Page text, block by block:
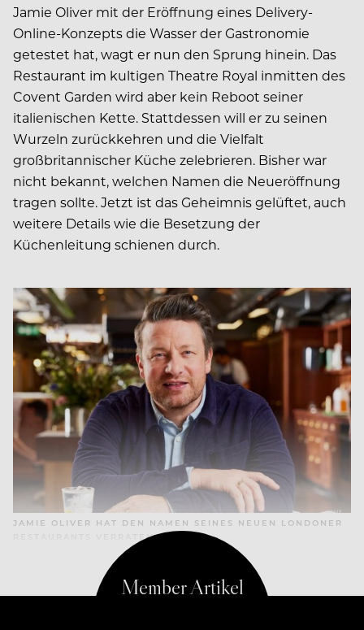
Jamie Oliver mit der Eröffnung eines Delivery-
Online-Konzepts die Wasser der Gastronomie
getestet hat, wagt er nun den Sprung hinein. Das
Restaurant im kultigen Theatre Royal inmitten des
Covent Garden wird aber kein Reboot seiner
italienischen Kette. Stattdessen will er zu seinen
Wurzeln zurückkehren und die Vielfalt
großbritannischer Küche zelebrieren. Bisher war
nicht bekannt, welchen Namen die Neueröffnung
tragen sollte. Jetzt ist das Geheimnis gelüftet, auch
weitere Details wie die Besetzung der
Küchenleitung schienen durch.
JAMIE OLIVER HAT DEN NAMEN SEINES NEUEN LONDONER
RESTAURANTS VERRATEN